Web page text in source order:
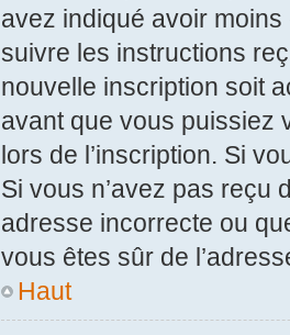
avez indiqué avoir
suivre les instructions
nouvelle inscription soit
avant que vous puissiez
lors de l’inscription. Si
Si vous n’avez pas reçu
adresse incorrecte ou
vous êtes sûr de
Haut